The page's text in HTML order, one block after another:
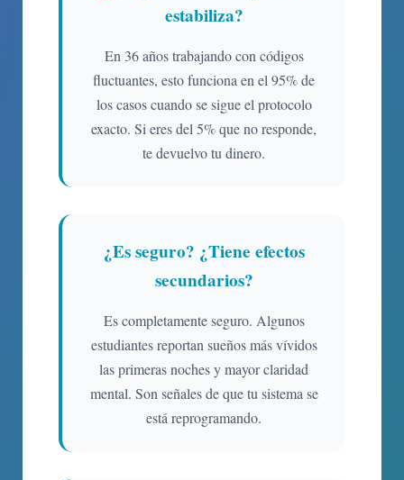
estabiliza?
En 36 años trabajando con códigos
fluctuantes, esto funciona en el 95% de
los casos cuando se sigue el protocolo
exacto. Si eres del 5% que no responde,
te devuelvo tu dinero.
¿Es seguro? ¿Tiene efectos
secundarios?
Es completamente seguro. Algunos
estudiantes reportan sueños más vívidos
las primeras noches y mayor claridad
mental. Son señales de que tu sistema se
está reprogramando.